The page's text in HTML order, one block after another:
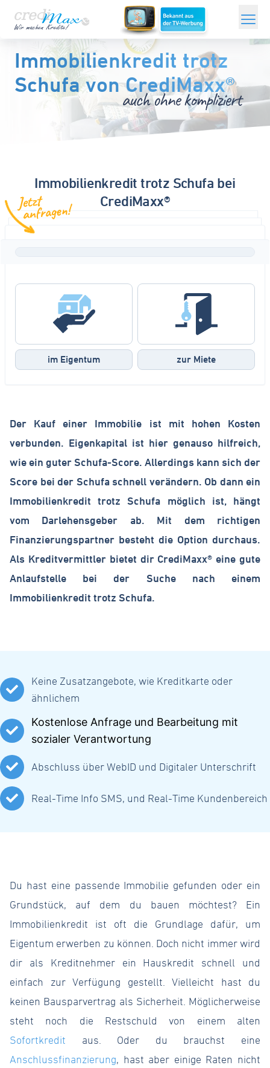
Zum
Hauptinhalt
Sofortkredit
ONLINEKREDITE
Kredit ohne Schufa
Minikredit
Modernisierungskredit
Grundschulddarlehen
Erfolge
Login
Immobilienkredit trotz
Schufa von CrediMaxx®
Immobilienkredit trotz Schufa bei
CrediMaxx®
im Eigentum zur Miete
Der Kauf einer Immobilie ist mit hohen Kosten
verbunden. Eigenkapital ist hier genauso hilfreich,
wie ein guter Schufa-Score. Allerdings kann sich der
Score bei der Schufa schnell verändern. Ob dann ein
Immobilienkredit trotz Schufa möglich ist, hängt
vom Darlehensgeber ab. Mit dem richtigen
Finanzierungspartner besteht die Option durchaus.
Als Kreditvermittler bietet dir CrediMaxx® eine gute
Anlaufstelle bei der Suche nach einem
Immobilienkredit trotz Schufa.
Keine Zusatzangebote, wie Kreditkarte oder
ähnlichem
Kostenlose Anfrage und Bearbeitung mit
sozialer Verantwortung
Abschluss über WebID und Digitaler Unterschrift
Real-Time Info SMS, und Real-Time Kundenbereich
Du hast eine passende Immobilie gefunden oder ein
Grundstück, auf dem du bauen möchtest? Ein
Immobilienkredit ist oft die Grundlage dafür, um
Eigentum erwerben zu können. Doch nicht immer wird
dir als Kreditnehmer ein Hauskredit schnell und
einfach zur Verfügung gestellt. Vielleicht hast du
keinen Bausparvertrag als Sicherheit. Möglicherweise
steht noch die Restschuld von einem alten
Sofortkredit aus. Oder du brauchst eine
Anschlussfinanzierung, hast aber einige Raten nicht